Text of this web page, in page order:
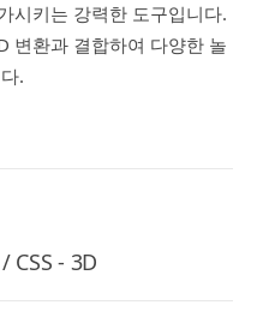
시키는 강력한 도구입니다.
변환과 결합하여 다양한 놀
.
CSS - 3D